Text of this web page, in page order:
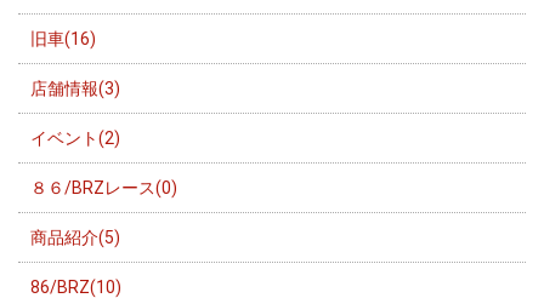
旧車(16)
店舗情報(3)
イベント(2)
８６/BRZレース(0)
商品紹介(5)
86/BRZ(10)